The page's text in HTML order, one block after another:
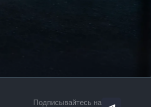
Подписывайтесь на